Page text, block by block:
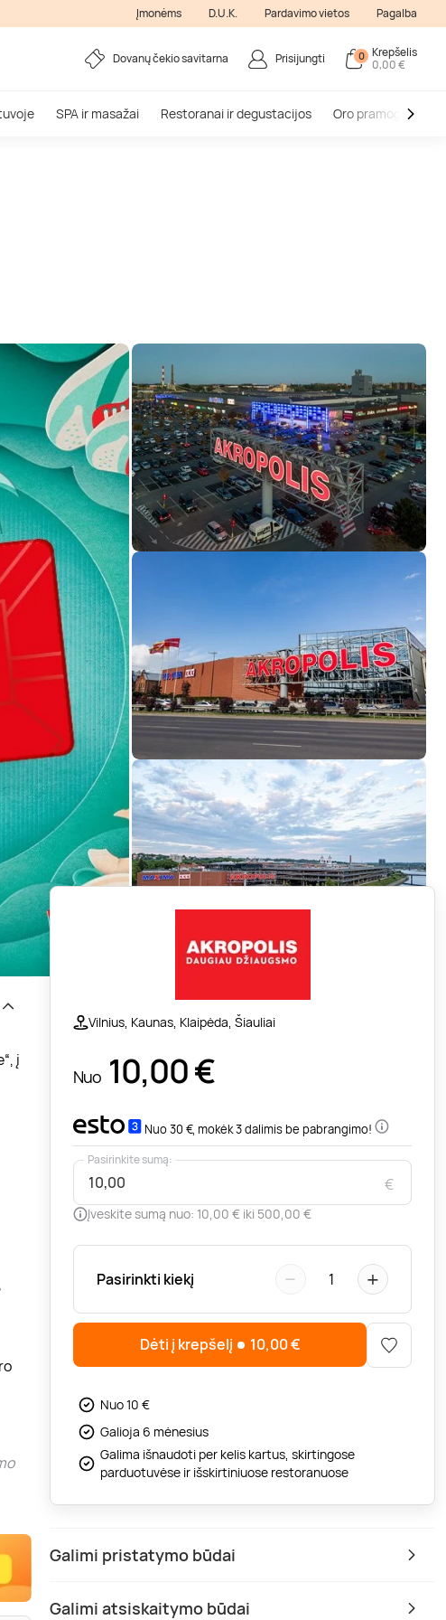
Įmonėms D.U.K. Pardavimo vietos Pagalba
Dovanų čekio savitarna Prisijungti 0 Krepšelis
0,00 €
SPA ir masažai Restoranai ir degustacijos Oro pramogos
Vilnius, Kaunas, Klaipėda, Šiauliai
Nuo 10,00€
Nuo 30 €, mokėk 3 dalimis be pabrangimo!
€
Pasirinkite sumą:
Įveskite sumą nuo: 10,00 € iki 500,00 €
Pasirinkti kiekį − 1 +
Dėti į krepšelį 10,00€
Nuo 10 €
Galioja 6 mėnesius
Galima išnaudoti per kelis kartus, skirtingose
parduotuvėse ir išskirtiniuose restoranuose
Galimi pristatymo būdai
Galimi atsiskaitymo būdai
į